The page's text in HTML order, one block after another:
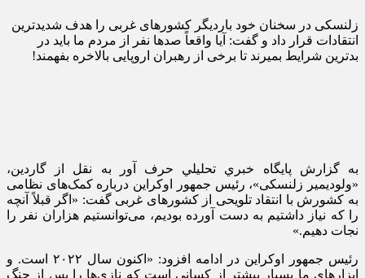
زلنسکی در سخنان خود باردیگر کشورهای غربی را هدف شدیدترین
انتقادات قرار داد و گفت: آیا واقعاً صدها نفر از مردم ما باید در
بدترین شرایط بمیرند تا برخی از رهبران اروپایی بالاخره بفهمند!
به گزارش پايگاه خبري تحليلي حرف آور به نقل از گاردین،
«ولودیمیر
زلنسکی»، رئیس جمهور اوکراین درباره کمک‌های نظامی
به کشورش با انتقاد تلویحی از کشورهای غربی گفت: «اگر قبلاً آنچه
را که نیاز داشتیم به دست آورده بودیم، می‌توانستیم هزاران نفر را
نجات دهیم.»
رئیس جمهور اوکراین در ادامه افزود: «اکنون سال ۲۰۲۲ است. و
ابزارهای ما بسیار بیشتر از کسانی است که نازی‌ها را پس از جنگ